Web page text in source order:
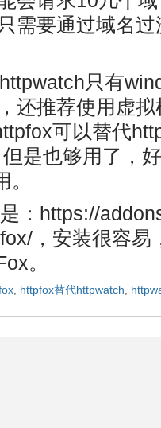
需要通过域名
只有
还推荐使用虚
可以替代
是也够用了，
：https://
，安装很容易
。
httpfox替代httpwatch